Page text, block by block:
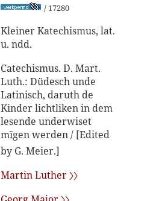
/ 17280
Kleiner Katechismus, lat.
u. ndd.
Catechismus. D. Mart.
Luth.: Düdesch unde
Latinisch, daruth de
Kinder lichtliken in dem
lesende underwiset
mïgen werden / [Edited
by G. Meier.]
Martin Luther 〉〉